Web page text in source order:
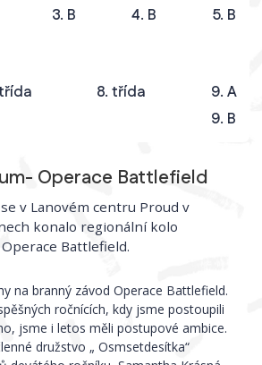
3. B
4. B
5. B
8. třída
9. A
9. B
Operace Battlefield
v Lanovém centru Proud v
konalo regionální kolo
Battlefield.
na branný závod Operace Battlefield.
ročnících, kdy jsme postoupili
jsme i letos měli postupové ambice.
družstvo „ Osmsetdesítka“